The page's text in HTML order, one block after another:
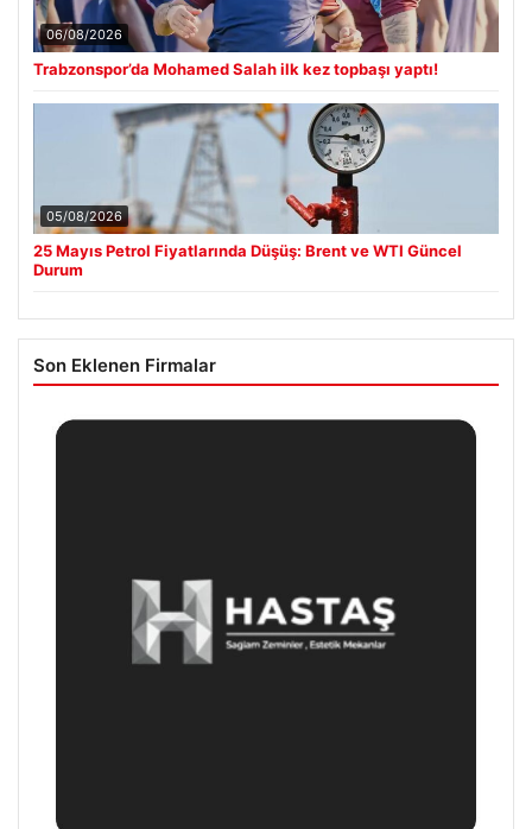
06/08/2026
Trabzonspor’da Mohamed Salah ilk kez topbaşı yaptı!
05/08/2026
25 Mayıs Petrol Fiyatlarında Düşüş: Brent ve WTI Güncel
Durum
Son Eklenen Firmalar